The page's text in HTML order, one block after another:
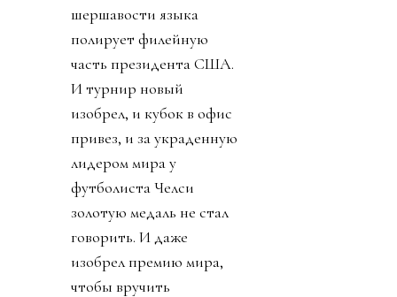
шершавости языка
полирует филейную
часть президента США.
И турнир новый
изобрел, и кубок в офис
привез, и за украденную
лидером мира у
футболиста Челси
золотую медаль не стал
говорить. И даже
изобрел премию мира,
чтобы вручить